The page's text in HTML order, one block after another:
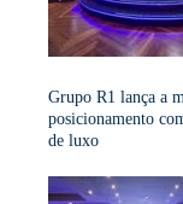
Grupo R1 lança a
posicionamento
de luxo